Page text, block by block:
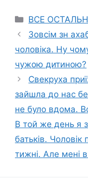
Categories
ВСЕ
Зовсім зн
чоловіка. Ну
чужою дитиною?
Cвекруха
зайшла до нас
не було вдома.
В той же день я
батьків.
тижні. Але мені